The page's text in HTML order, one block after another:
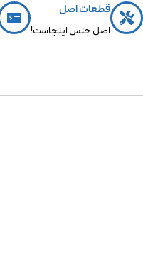
قطعات اصل
اصل جنس اینجاست!